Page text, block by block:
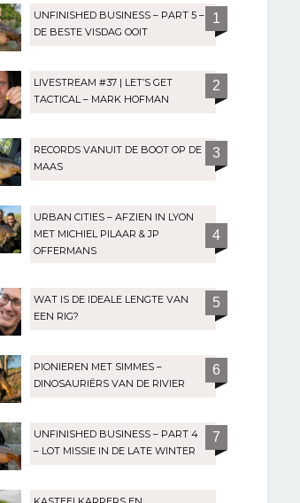
UNFINISHED BUSINESS – PART 5 –
DE BESTE VISDAG OOIT
1
LIVESTREAM #37 | LET’S GET
TACTICAL – MARK HOFMAN
2
RECORDS VANUIT DE BOOT OP DE
MAAS
3
URBAN CITIES – AFZIEN IN LYON
MET MICHIEL PILAAR & JP
OFFERMANS
4
WAT IS DE IDEALE LENGTE VAN
EEN RIG?
5
PIONIEREN MET SIMMES –
DINOSAURIËRS VAN DE RIVIER
6
UNFINISHED BUSINESS – PART 4
– LOT MISSIE IN DE LATE WINTER
7